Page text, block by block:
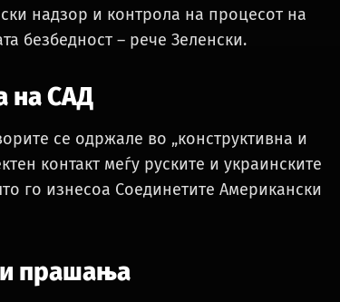
надзор и контрола на процесот на
безбедност – рече Зеленски.
на САД
се одржале во „конструктивна и
контакт меѓу руските и украинските
го изнесоа Соединетите Американски
прашања